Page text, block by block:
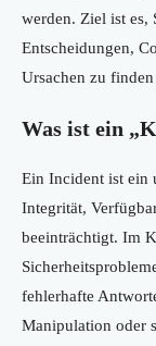
werden. Ziel ist es,
Entscheidungen,
Ursachen zu
Was ist ein
Ein Incident ist ein
Integrität,
beeinträchtigt. Im
fehlerhafte
Manipulation oder